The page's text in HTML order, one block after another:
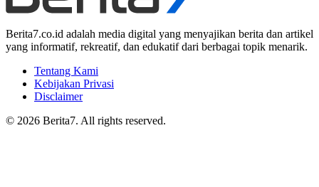
Berita7.co.id adalah media digital yang menyajikan berita dan artikel
yang informatif, rekreatif, dan edukatif dari berbagai topik menarik.
Tentang Kami
Kebijakan Privasi
Disclaimer
© 2026 Berita7. All rights reserved.